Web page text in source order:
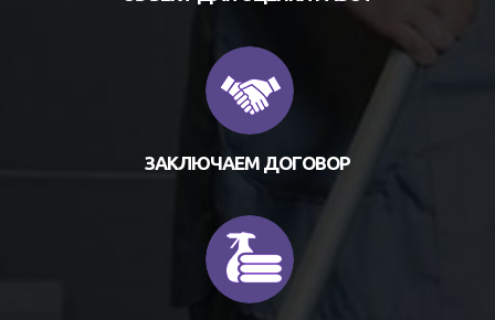
ЗАКЛЮЧАЕМ ДОГОВОР